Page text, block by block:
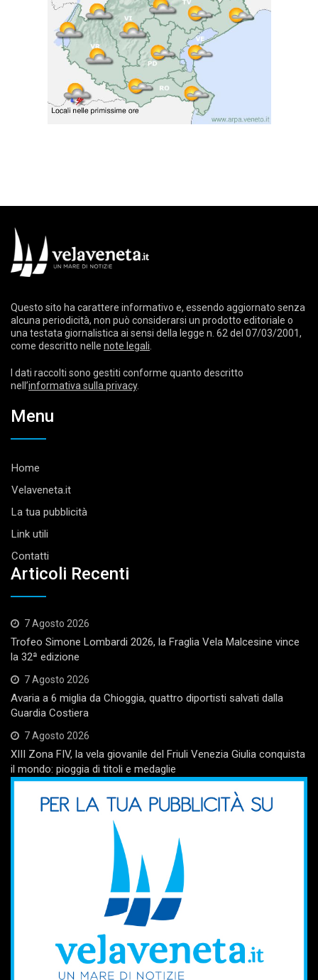
Questo sito ha carattere informativo e, essendo aggiornato senza
alcuna periodicità, non può considerarsi un prodotto editoriale o
una testata giornalistica ai sensi della legge n. 62 del 07/03/2001,
come descritto nelle note legali
I dati raccolti sono gestiti conforme quanto descritto
nell’informativa sulla privacy.
Menu
Home
Velaveneta.it
La tua pubblicità
Link utili
Contatti
Articoli Recenti
7 Agosto 2026
Trofeo Simone Lombardi 2026, la Fraglia Vela Malcesine vince
la 32ª edizione
7 Agosto 2026
Avaria a 6 miglia da Chioggia, quattro diportisti salvati dalla
Guardia Costiera
7 Agosto 2026
XIII Zona FIV, la vela giovanile del Friuli Venezia Giulia conquista
il mondo: pioggia di titoli e medaglie